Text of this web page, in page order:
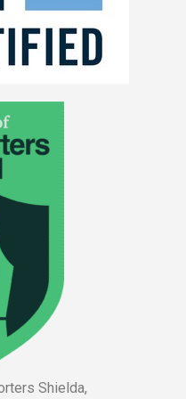
Shielda,